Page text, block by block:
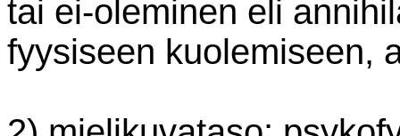
tai ei-oleminen eli
fyysiseen kuolemiseen,